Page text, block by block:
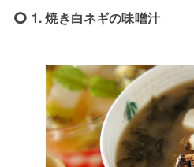
1. 焼き白ネギの味噌汁